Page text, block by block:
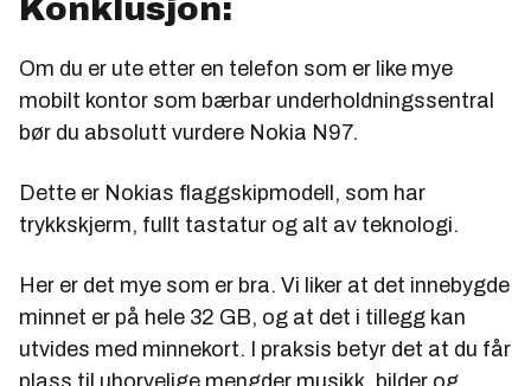
Konklusjon:
Om du er ute etter en telefon som er like mye
mobilt kontor som bærbar underholdningssentral
bør du absolutt vurdere Nokia N97.
Dette er Nokias flaggskipmodell, som har
trykkskjerm, fullt tastatur og alt av teknologi.
Her er det mye som er bra. Vi liker at det innebygde
minnet er på hele 32 GB, og at det i tillegg kan
utvides med minnekort. I praksis betyr det at du får